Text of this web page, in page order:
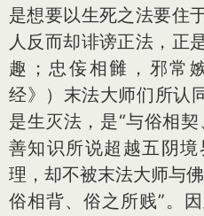
是想要以生死之法要住
人反而却诽谤正法，正
趣；忠侫相雠，邪常
经》）末法大师们所认
是生灭法，是“与俗相
善知识所说超越五阴
理，却不被末法大师与
俗相背、俗之所贱”。